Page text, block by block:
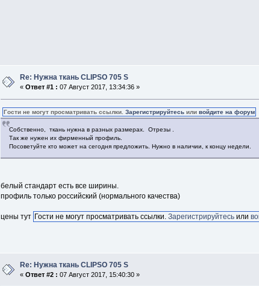
Re: Нужна ткань CLIPSO 705 S
« Ответ #1 : 07 Август 2017, 13:34:36 »
Гости не могут просматривать ссылки. Зарегистрируйтесьили войдите на форум
Собственно, ткань нужна в разных размерах. Отрезы .
Так же нужен их фирменный профиль.
Посоветуйте кто может на сегодня предложить. Нужно в наличии, к концу недели.
белый стандарт есть все ширины.
профиль только российский (нормального качества)
цены тут Гости не могут просматривать ссылки. Зарегистрируйтесьили
Re: Нужна ткань CLIPSO 705 S
« Ответ #2 : 07 Август 2017, 15:40:30 »